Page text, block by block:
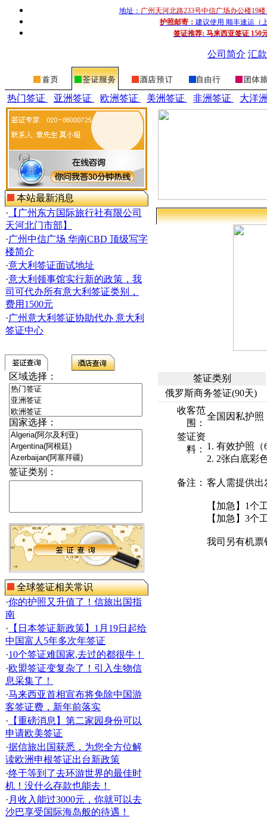
地址： 广州天河北路233号中信广场办公楼19
护照邮寄： 建议使用 顺丰速运（
签证推荐: 马来西亚签证 150
公司简介 汇
热门签证 亚洲签证 欧洲签证 美洲签证 非洲签证 大洋
本站最新消息
· 【广州东方国际旅行社有限公司
天河北门市部】
·广州中信广场 华南CBD 顶级写字
楼简介
·意大利签证面试地址
·意大利领事馆实行新的政策，我
司可代办所有意大利签证类别，
费用1500元
·广州意大利签证协助代办 意大利
签证中心
区域选择：
国家选择：
签证类别：
全球签证相关常识
·你的护照又升值了！信旅出国指
南
· 【日本签证新政策】1月19日起给
中国富人5年多次年签证
·10个签证难国家,去过的都很牛！
·欧盟签证变复杂了！引入生物信
息采集了！
·马来西亚首相宣布将免除中国游
客签证费，新年前落实
· 【重磅消息】第二家园身份可以
申请欧美签证
·据信旅出国获悉，为您全方位解
读欧洲申根签证出台新政策
·终于等到了去环游世界的最佳时
机！没什么存款也能去！
· 月收入能过3000元，你就可以去
沙巴享受国际海岛般的待遇！
签证类别
俄罗斯商务签证(90天)
收客范
围：
全国因私护照
签证资
料： 1. 有效护照
2. 2张白底彩
备注： 客人需提供出
【加急】1个
【加急】3个
我司另有机票